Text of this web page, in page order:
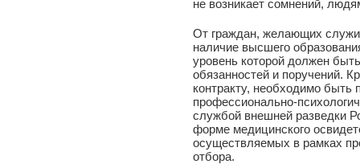
не возникает сомнений,
От граждан, желающих
наличие высшего
уровень которой должен
обязанностей и поручений.
контракту, необходимо
профессионально-
службой внешней разведки
форме медицинского
осуществляемых в рамках
отбора.